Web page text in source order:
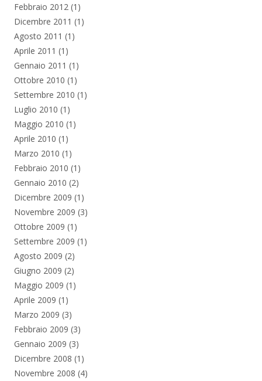
Febbraio 2012 (1)
Dicembre 2011 (1)
Agosto 2011 (1)
Aprile 2011 (1)
Gennaio 2011 (1)
Ottobre 2010 (1)
Settembre 2010 (1)
Luglio 2010 (1)
Maggio 2010 (1)
Aprile 2010 (1)
Marzo 2010 (1)
Febbraio 2010 (1)
Gennaio 2010 (2)
Dicembre 2009 (1)
Novembre 2009 (3)
Ottobre 2009 (1)
Settembre 2009 (1)
Agosto 2009 (2)
Giugno 2009 (2)
Maggio 2009 (1)
Aprile 2009 (1)
Marzo 2009 (3)
Febbraio 2009 (3)
Gennaio 2009 (3)
Dicembre 2008 (1)
Novembre 2008 (4)